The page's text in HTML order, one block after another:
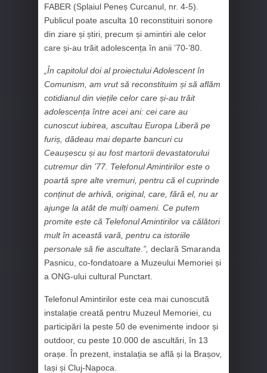
FABER (Splaiul Peneș Curcanul, nr. 4-5).
Publicul poate asculta 10 reconstituiri sonore
din ziare și știri, precum și amintiri ale celor
care și-au trăit adolescența în anii ’70-’80.
„În capitolul doi al proiectului Adolescent în
Comunism, am vrut să reconstituim și să aflăm
cotidianul din viețile celor care și-au trăit
adolescența între acei ani: cei care au
cunoscut iubirea, ascultau Europa Liberă pe
furiș, dădeau mai departe bancuri cu
Ceaușescu și au fost martorii devastatorului
cutremur din ’77. Telefonul Amintirilor este o
poartă spre alte vremuri, pentru că el cuprinde
conținut de arhivă, original, care, fără el, nu ar
ajunge la atât de mulți oameni. Ce putem
promite este că Telefonul Amintirilor va călători
mult în această vară, pentru ca istoriile
personale să fie ascultate.”, declară Smaranda
Pasnicu, co-fondatoare a Muzeului Memoriei și
a ONG-ului cultural Punctart.
Telefonul Amintirilor este cea mai cunoscută
instalație creată pentru Muzeul Memoriei, cu
participări la peste 50 de evenimente indoor și
outdoor, cu peste 10.000 de ascultări, în 13
orașe. În prezent, instalația se află și la Brașov,
Iași și Cluj-Napoca.